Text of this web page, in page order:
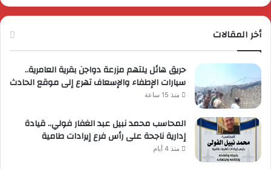
أخر المقالات
حريق هائل يلتهم مزرعة دواجن بقرية العامرية..
سيارات الإطفاء والإسعاف تهرع إلى موقع الحادث
منذ 15 ساعة
المحاسب محمد نبيل عبد الغفار فولي.. قيادة
إدارية ناجحة على رأس فرع إيرادات طامية
منذ 4 أيام